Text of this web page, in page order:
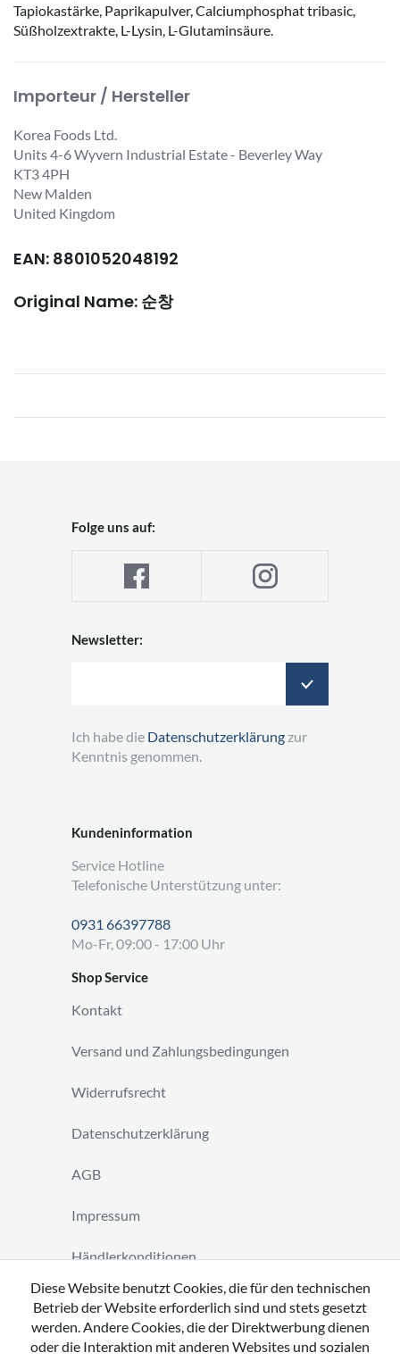
Tapiokastärke, Paprikapulver, Calciumphosphat tribasic,
Süßholzextrakte, L-Lysin, L-Glutaminsäure.
Importeur / Hersteller
Korea Foods Ltd.
Units 4-6 Wyvern Industrial Estate - Beverley Way
KT3 4PH
New Malden
United Kingdom
EAN: 8801052048192
Original Name: 순창
Kundeninformation
Service Hotline
Telefonische Unterstützung unter:
0931 66397788
Mo-Fr, 09:00 - 17:00 Uhr
Shop Service
Kontakt
Versand und Zahlungsbedingungen
Widerrufsrecht
Datenschutzerklärung
AGB
Impressum
Händlerkonditionen
Vertrag widerrufen
Folge uns auf:
Newsletter:
Ich habe die Datenschutzerklärung zur
Kenntnis genommen.
Diese Website benutzt Cookies, die für den technischen
Betrieb der Website erforderlich sind und stets gesetzt
werden. Andere Cookies, die der Direktwerbung dienen
oder die Interaktion mit anderen Websites und sozialen